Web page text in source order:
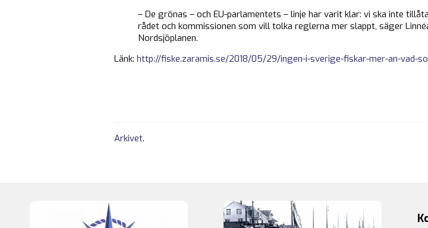
– De grönas – och EU-parlamentets – linje har varit klar: vi ska inte
rådet och kommissionen som vill tolka reglerna mer slappt, säger
Nordsjöplanen.
Länk: http://fiske.zaramis.se/2018/05/29/ingen-i-sverige-fiskar-mer-an-vad-
Arkivet.